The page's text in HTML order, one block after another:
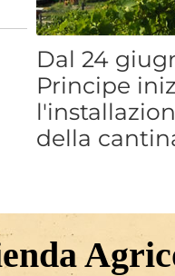
Dal 24
Principe
della